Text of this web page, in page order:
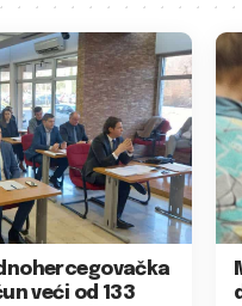
veći od 133